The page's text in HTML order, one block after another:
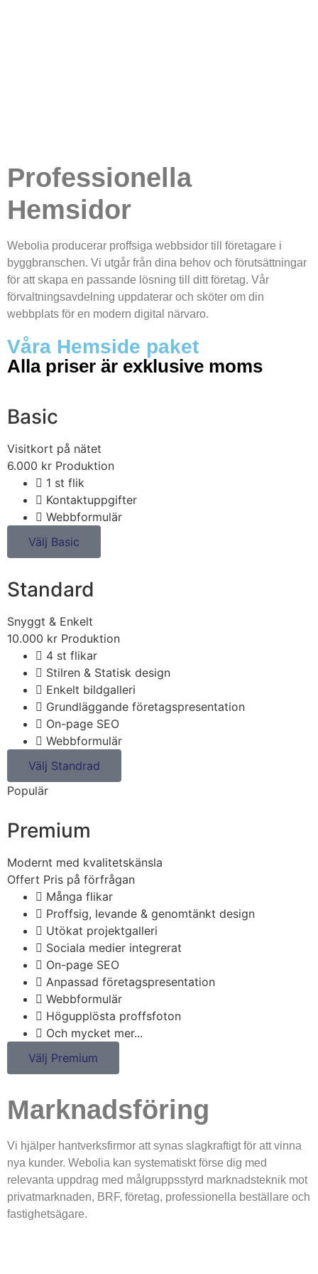
Professionella
Hemsidor
Webolia producerar proffsiga webbsidor till företagare i
byggbranschen. Vi utgår från dina behov och förutsättningar
för att skapa en passande lösning till ditt företag. Vår
förvaltningsavdelning uppdaterar och sköter om din
webbplats för en modern digital närvaro.
Våra Hemside paket
Alla priser är exklusive moms
Basic
Visitkort på nätet
6.000 kr Produktion
1 st flik
Kontaktuppgifter
Webbformulär
Välj Basic
Standard
Snyggt & Enkelt
10.000 kr Produktion
4 st flikar
Stilren & Statisk design
Enkelt bildgalleri
Grundläggande företagspresentation
On-page SEO
Webbformulär
Välj Standrad
Populär
Premium
Modernt med kvalitetskänsla
Offert Pris på förfrågan
Många flikar
Proffsig, levande & genomtänkt design
Utökat projektgalleri
Sociala medier integrerat
On-page SEO
Anpassad företagspresentation
Webbformulär
Högupplösta proffsfoton
Och mycket mer...
Välj Premium
Marknadsföring
Vi hjälper hantverksfirmor att synas slagkraftigt för att vinna
nya kunder. Webolia kan systematiskt förse dig med
relevanta uppdrag med målgruppsstyrd marknadsteknik mot
privatmarknaden, BRF, företag, professionella beställare och
fastighetsägare.